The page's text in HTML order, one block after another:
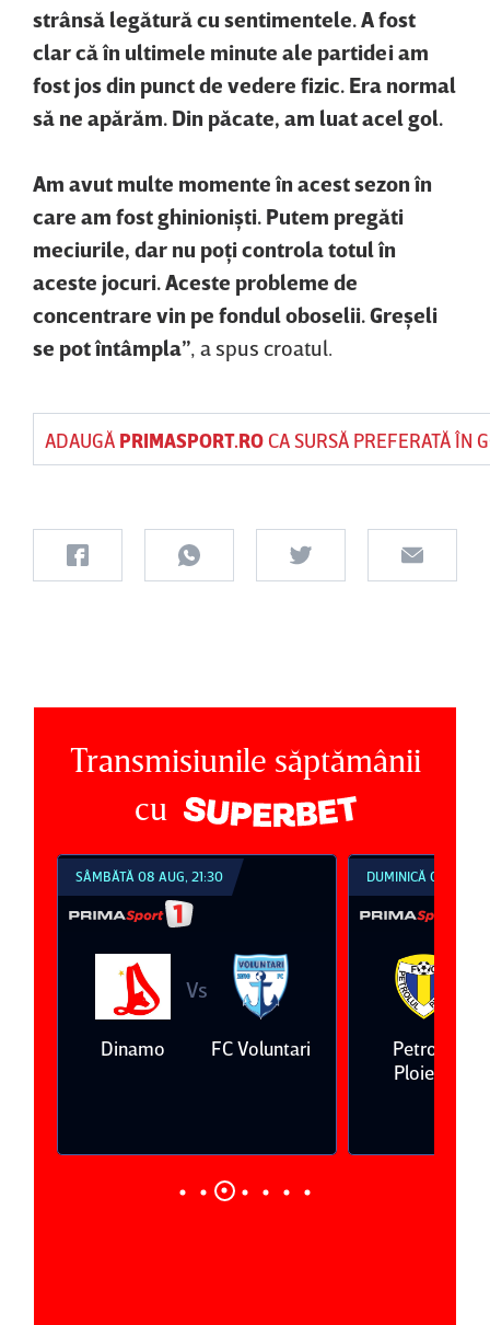
strânsă legătură cu sentimentele. A fost
clar că în ultimele minute ale partidei am
fost jos din punct de vedere fizic. Era normal
să ne apărăm. Din păcate, am luat acel gol.
Am avut multe momente în acest sezon în
care am fost ghinionişti. Putem pregăti
meciurile, dar nu poţi controla totul în
aceste jocuri. Aceste probleme de
concentrare vin pe fondul oboselii. Greşeli
se pot întâmpla” , a spus croatul.
ADAUGĂ PRIMASPORT.ROCA SURSĂ PREFERATĂ ÎN
Transmisiunile săptămânii
cu
SÂMBĂTĂ 08 AUG, 21:30
Dinamo
Vs
FC Voluntari
DUMINICĂ 09 AUG,
Petrolul
Ploieşti